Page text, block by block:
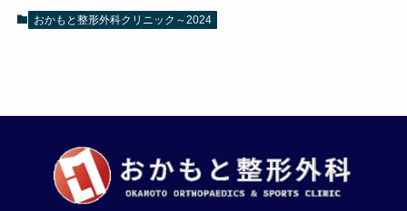
おかもと整形外科クリニック～2024